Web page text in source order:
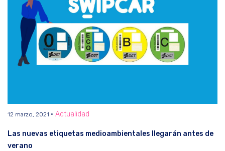
12 marzo, 2021 Actualidad
Las nuevas etiquetas medioambientales llegarán antes de
verano